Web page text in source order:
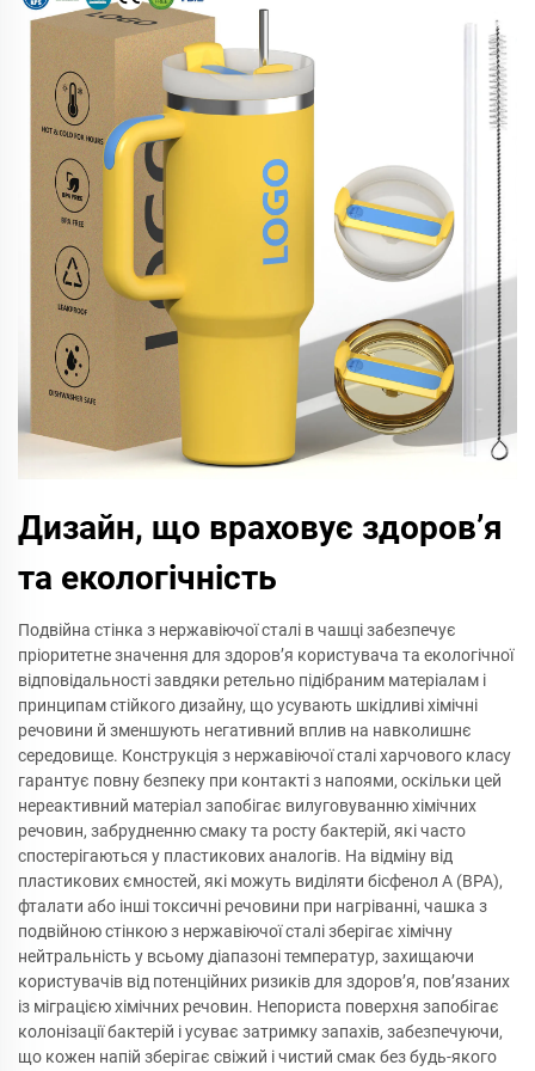
Дизайн, що враховує здоров’я
та екологічність
Подвійна стінка з нержавіючої сталі в чашці забезпечує
пріоритетне значення для здоров’я користувача та екологічної
відповідальності завдяки ретельно підібраним матеріалам і
принципам стійкого дизайну, що усувають шкідливі хімічні
речовини й зменшують негативний вплив на навколишнє
середовище. Конструкція з нержавіючої сталі харчового класу
гарантує повну безпеку при контакті з напоями, оскільки цей
нереактивний матеріал запобігає вилуговуванню хімічних
речовин, забрудненню смаку та росту бактерій, які часто
спостерігаються у пластикових аналогів. На відміну від
пластикових ємностей, які можуть виділяти бісфенол А (BPA),
фталати або інші токсичні речовини при нагріванні, чашка з
подвійною стінкою з нержавіючої сталі зберігає хімічну
нейтральність у всьому діапазоні температур, захищаючи
користувачів від потенційних ризиків для здоров’я, пов’язаних
із міграцією хімічних речовин. Непориста поверхня запобігає
колонізації бактерій і усуває затримку запахів, забезпечуючи,
що кожен напій зберігає свіжий і чистий смак без будь-якого